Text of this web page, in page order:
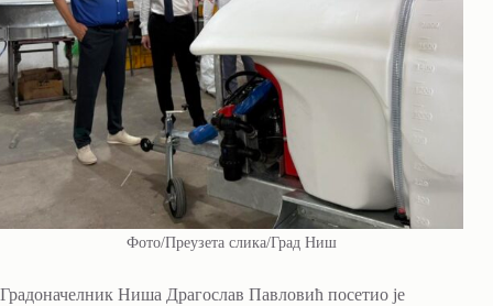
Фото/Преузета слика/Град Ниш
Градоначелник Ниша Драгослав Павловић посетио је